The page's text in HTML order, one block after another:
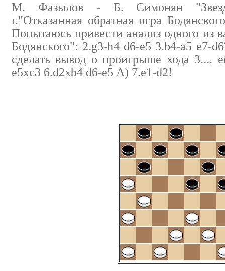
М. Фазылов - Б. Симонян
г."Отказанная обратная игра
Попытаюсь привести анализ одного из
Бодянского": 2.g3-h4 d6-e5 3.b4-a5 e7-
сделать вывод о проигрыше хода 3....
e5xc3 6.d2xb4 d6-e5 A) 7.e1-d2!